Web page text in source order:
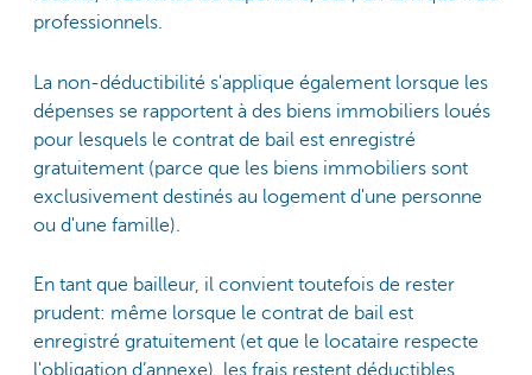
professionnels.
La non-déductibilité s'applique également lorsque les
dépenses se rapportent à des biens immobiliers loués
pour lesquels le contrat de bail est enregistré
gratuitement (parce que les biens immobiliers sont
exclusivement destinés au logement d'une personne
ou d'une famille).
En tant que bailleur, il convient toutefois de rester
prudent: même lorsque le contrat de bail est
enregistré gratuitement (et que le locataire respecte
l'obligation d’annexe), les frais restent déductibles